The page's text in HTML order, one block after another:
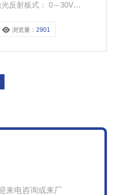
反射板式： 0～30V
浏览量：2901
来电咨询或来厂